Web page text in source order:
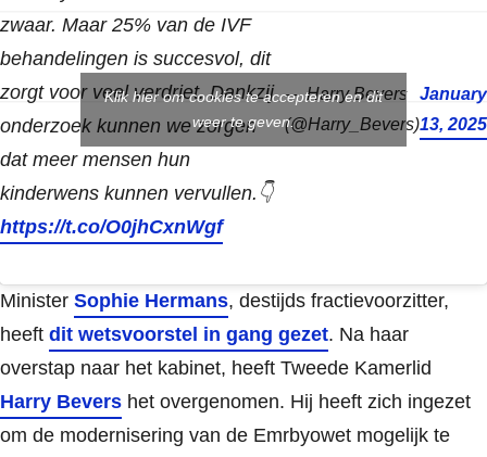
zwaar. Maar 25% van de IVF
behandelingen is succesvol, dit
zorgt voor veel verdriet. Dankzij
onderzoek kunnen we zorgen
dat meer mensen hun
kinderwens kunnen vervullen.👇
https://t.co/O0jhCxnWgf
— Harry Bevers
(@Harry_Bevers)
January
13, 2025
Klik hier om cookies te accepteren en dit
weer te geven.
Minister Sophie Hermans, destijds fractievoorzitter,
heeft dit wetsvoorstel in gang gezet. Na haar
overstap naar het kabinet, heeft Tweede Kamerlid
Harry Bevers het overgenomen. Hij heeft zich ingezet
om de modernisering van de Emrbyowet mogelijk te